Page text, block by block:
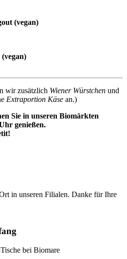
(vegan)
wir zusätzlich Wiener Würstchen und
Extraportion Käse an.)
Sie in unseren Biomärkten
genießen.
in unseren Filialen. Danke für Ihre